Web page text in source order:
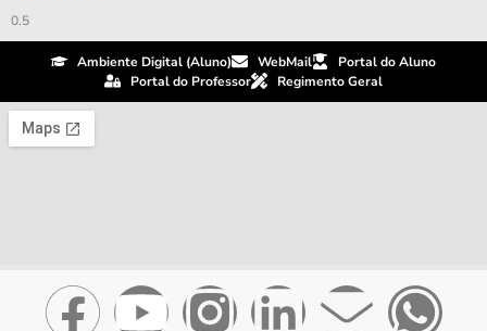
Ambiente Digital (Aluno) WebMail
Portal do Aluno
Portal do Professor
Regimento Geral